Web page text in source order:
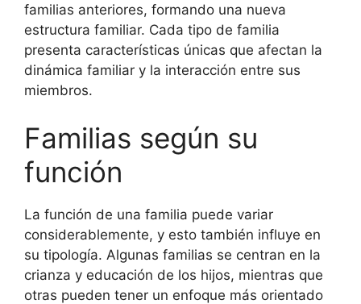
familias anteriores, formando una nueva
estructura familiar. Cada tipo de familia
presenta características únicas que afectan la
dinámica familiar y la interacción entre sus
miembros.
Familias según su
función
La función de una familia puede variar
considerablemente, y esto también influye en
su tipología. Algunas familias se centran en la
crianza y educación de los hijos, mientras que
otras pueden tener un enfoque más orientado